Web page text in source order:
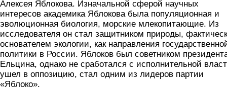
Алексея Яблокова. Изначальной сферой научных
интересов академика Яблокова была популяционная и
эволюционная биология, морские млекопитающие. Из
исследователя он стал защитником природы,
основателем экологии, как направления
политики в России. Яблоков был советником
Ельцина, однако не сработался с исполнительной
ушел в оппозицию, стал одним из лидеров партии
«Яблоко».